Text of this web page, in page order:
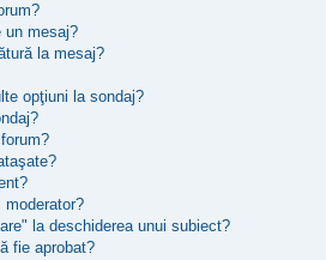
un mesaj?
la mesaj?
opţiuni la sondaj?
moderator?
la deschiderea unui subiect?
fie aprobat?